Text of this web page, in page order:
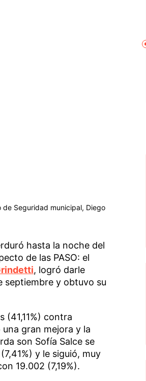
Seguridad municipal, Diego
hasta la noche del
de las PASO: el
, logró darle
septiembre y obtuvo su
(41,11%) contra
gran mejora y la
son Sofía Salce se
y le siguió, muy
19.002 (7,19%).